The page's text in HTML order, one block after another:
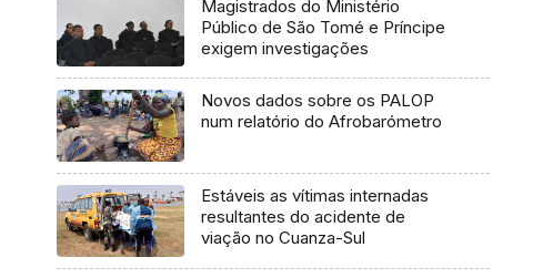
Magistrados do Ministério
Público de São Tomé e Príncipe
exigem investigações
Novos dados sobre os PALOP
num relatório do Afrobarómetro
Estáveis as vítimas internadas
resultantes do acidente de
viação no Cuanza-Sul